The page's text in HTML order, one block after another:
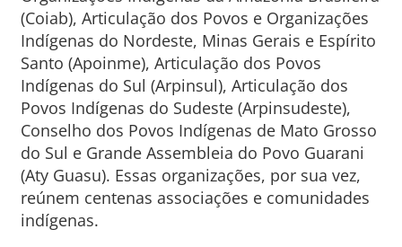
(Coiab), Articulação dos Povos e Organizações
Indígenas do Nordeste, Minas Gerais e Espírito
Santo (Apoinme), Articulação dos Povos
Indígenas do Sul (Arpinsul), Articulação dos
Povos Indígenas do Sudeste (Arpinsudeste),
Conselho dos Povos Indígenas de Mato Grosso
do Sul e Grande Assembleia do Povo Guarani
(Aty Guasu). Essas organizações, por sua vez,
reúnem centenas associações e comunidades
indígenas.